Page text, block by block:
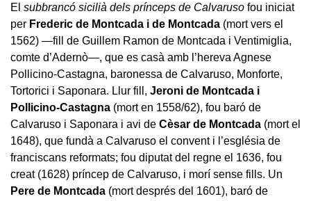
El subbrancó sicilià dels prínceps de Calvaruso fou iniciat
per Frederic de Montcada i de Montcada (mort vers el
1562) —fill de Guillem Ramon de Montcada i Ventimiglia,
comte d’Adernò—, que es casà amb l’hereva Agnese
Pollicino-Castagna, baronessa de Calvaruso, Monforte,
Tortorici i Saponara. Llur fill, Jeroni de Montcada i
Pollicino-Castagna (mort en 1558/62), fou baró de
Calvaruso i Saponara i avi de Cèsar de Montcada (mort el
1648), que fundà a Calvaruso el convent i l’església de
franciscans reformats; fou diputat del regne el 1636, fou
creat (1628) príncep de Calvaruso, i morí sense fills. Un
Pere de Montcada (mort després del 1601), baró de